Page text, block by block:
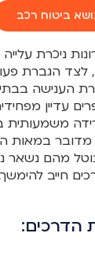
ביטוח רכב
ניכרת
לצד הגברת
הענישה
עדיין
משמעותית
מדובר במאות
מהם נשאר
חייב
הדרכים: